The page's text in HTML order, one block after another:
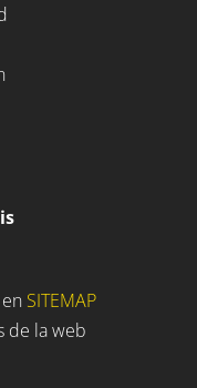
SITEMAP
de la web